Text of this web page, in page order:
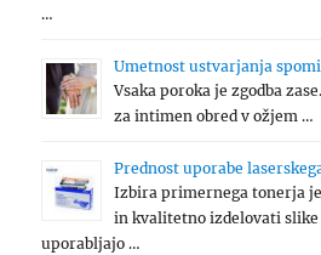
…
Umetnost ustvarjanja
Vsaka poroka je zgodba
za intimen obred v ožjem …
Prednost uporabe
Izbira primernega tonerja
in kvalitetno izdelovati
uporabljajo …